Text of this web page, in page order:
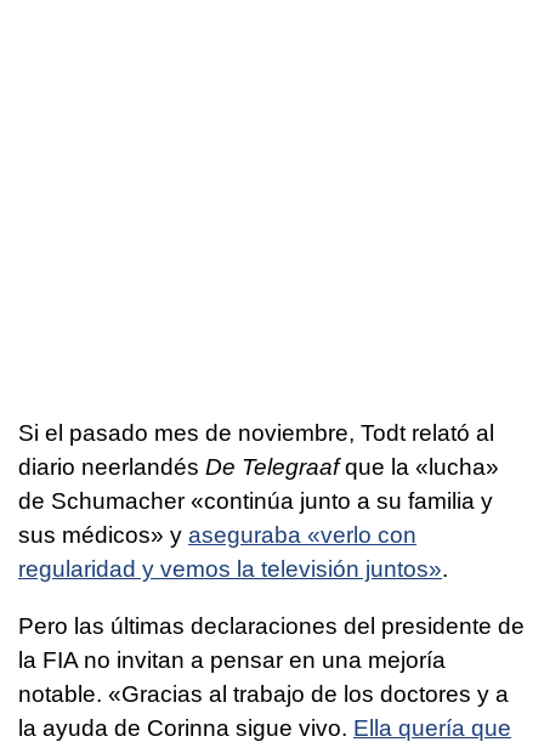
Si el pasado mes de noviembre, Todt relató al
diario neerlandés De Telegraafque la «lucha»
de Schumacher «continúa junto a su familia y
sus médicos» y aseguraba «verlo con
regularidad y vemos la televisión juntos».
Pero las últimas declaraciones del presidente de
la FIA no invitan a pensar en una mejoría
notable. «Gracias al trabajo de los doctores y a
la ayuda de Corinna sigue vivo. Ella quería que